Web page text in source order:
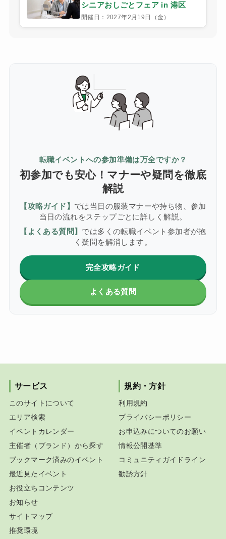
シニアおしごとフェア in 港区
開催日：2027年2月19日（金）
転職イベントへの参加準備は万全ですか？
初参加でも安心！マナーや疑問を徹底
解説
【攻略ガイド】 では当日の服装マナーや持ち物、参加
当日の流れをステップごとに詳しく解説。
【よくある質問】 では多くの転職イベント参加者が抱
く疑問を解消します。
完全攻略ガイド
よくある質問
サービス
このサイトについて
エリア検索
イベントカレンダー
主催者（ブランド）から探す
ブックマーク済みのイベント
最近見たイベント
お役立ちコンテンツ
お知らせ
サイトマップ
推奨環境
規約・方針
利用規約
プライバシーポリシー
お申込みについてのお願い
情報公開基準
コミュニティガイドライン
勧誘方針